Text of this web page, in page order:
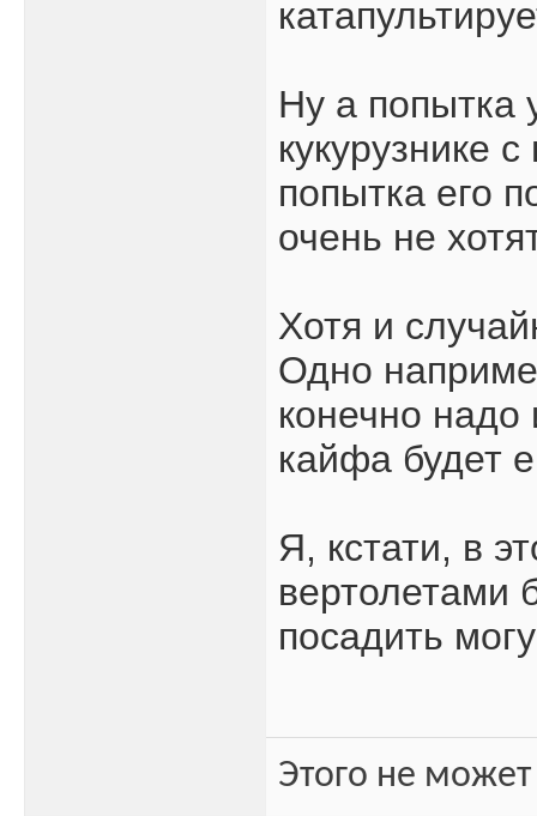
Ну а попытка
кукурузнике
попытка его
очень не
Хотя и
Одно
конечно надо
кайфа будет
Я, кстати, в
вертолетами
посадить
Этого не